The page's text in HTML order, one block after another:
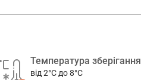
Температура зберігання
від 2°C до 8°C